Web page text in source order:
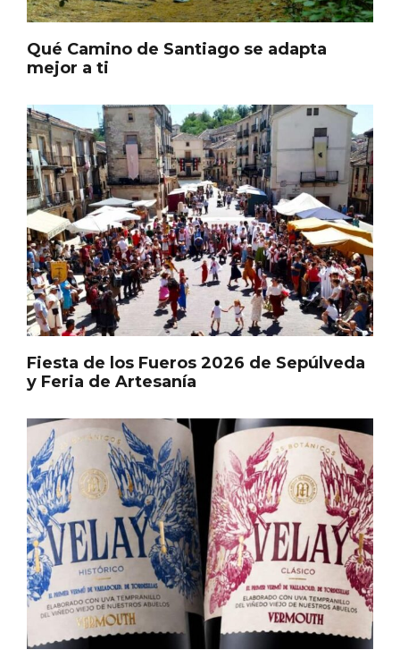
Qué Camino de Santiago se adapta
mejor a ti
Fiesta de los Fueros 2026 de Sepúlveda
y Feria de Artesanía
Itinerarios musicales en San Miguel del
Pino 2026